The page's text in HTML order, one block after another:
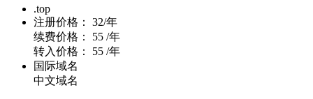
.top
注册价格：
32/年
续费价格：
55 /年
转入价格：
55 /年
国际域名
中文域名